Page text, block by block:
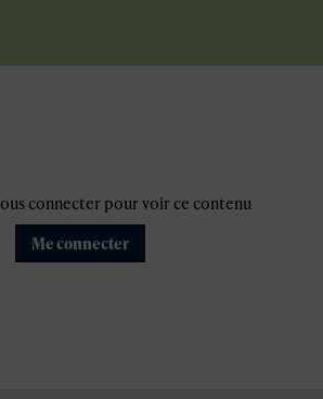
connecter pour voir ce contenu
Me connecter